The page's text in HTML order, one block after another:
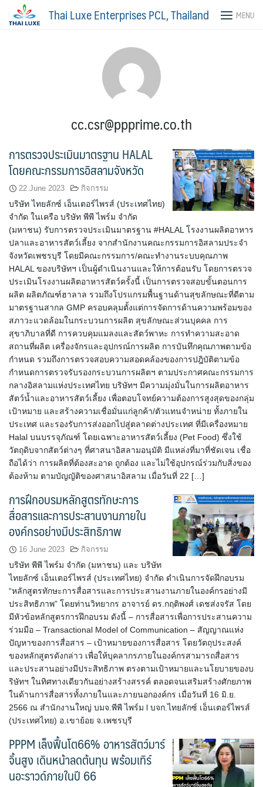
Thai Luxe Enterprises PCL, Thailand MENU
cc.csr@ppprime.co.th
การตรวจประเมินมาตรฐาน HALAL
โดยคณะกรรมการอิสลามจังหวัด
22 June 2023 กิจกรรม
บริษัท ไทยลักซ์ เอ็นเตอร์ไพรส์ (ประเทศไทย)
จำกัด ในเครือ บริษัท พีพี ไพร์ม จำกัด
(มหาชน) รับการตรวจประเมินมาตรฐาน #HALAL โรงงานผลิตอาหาร
ปลาและอาหารสัตว์เลี้ยง จากสำนักงานคณะกรรมการอิสลามประจำ
จังหวัดเพชรบุรี โดยมีคณะกรรมการ/คณะทำงานระบบคุณภาพ
HALAL ของบริษัทฯ เป็นผู้ดำเนินงานและให้การต้อนรับ โดยการตรวจ
ประเมินโรงงานผลิตอาหารสัตว์ครั้งนี้ เป็นการตรวจสอบขั้นตอนการ
ผลิต ผลิตภัณฑ์ฮาลาล รวมถึงโปรแกรมพื้นฐานด้านสุขลักษณะที่ดีตาม
มาตรฐานสากล GMP ครอบคลุมตั้งแต่การจัดการด้านความพร้อมของ
สภาวะแวดล้อมในกระบวนการผลิต สุขลักษณะส่วนบุคคล การ
สุขาภิบาลที่ดี การควบคุมแมลงและสัตว์พาหะ การทําความสะอาด
สถานที่ผลิต เครื่องจักรและอุปกรณ์การผลิต การบันทึกคุณภาพตามข้อ
กำหนด รวมถึงการตรวจสอบความสอดคล้องของการปฎิบัติตามข้อ
กำหนดการตรวจรับรองกระบวนการผลิตฯ ตามประกาศคณะกรรมการ
กลางอิสลามแห่งประเทศไทย บริษัทฯ มีความมุ่งมั่นในการผลิตอาหาร
สัตว์น้ำและอาหารสัตว์เลี้ยง เพื่อตอบโจทย์ความต้องการสูงสุดของกลุ่ม
เป้าหมาย และสร้างความเชื่อมั่นแก่ลูกค้า/ตัวแทนจำหน่าย ทั้งภายใน
ประเทศ และรองรับการส่งออกไปสู่ตลาดต่างประเทศ ที่มีเครื่องหมาย
Halal บนบรรจุภัณฑ์ โดยเฉพาะอาหารสัตว์เลี้ยง (Pet Food) ซึ่งใช้
วัตถุดิบจากสัตว์ต่างๆ ที่ศาสนาอิสลามอนุมัติ มีแหล่งที่มาที่ชัดเจน เชื่อ
ถือได้ว่า การผลิตที่ต้องสะอาด ถูกต้อง และไม่ใช้อุปกรณ์ร่วมกับสิ่งของ
ต้องห้าม ตามบัญญัติของศาสนาอิสลาม เมื่อวันที่ 22 […]
การฝึกอบรมหลักสูตรทักษะการ
สื่อสารและการประสานงานภายใน
องค์กรอย่างมีประสิทธิภาพ
16 June 2023 กิจกรรม
บริษัท พีพี ไพร์ม จำกัด (มหาชน) และ บริษัท
ไทยลักซ์ เอ็นเตอร์ไพรส์ (ประเทศไทย) จำกัด ดำเนินการจัดฝึกอบรม
“หลักสูตรทักษะการสื่อสารและการประสานงานภายในองค์กรอย่างมี
ประสิทธิภาพ” โดยท่านวิทยากร อาจารย์ ดร.กฤติพงศ์ เดชส่งจรัส โดย
มีหัวข้อหลักสูตรการฝึกอบรม ดังนี้ – การสื่อสารเพื่อการประสานความ
ร่วมมือ – Transactional Model of Communication – สัญญาณแห่ง
ปัญหาของการสื่อสาร – เป้าหมายของการสื่อสาร โดยวัตถุประสงค์
ของหลักสูตรดังกล่าว เพื่อให้บุคลากรภายในองค์กรสามารถสื่อสาร
และประสานอย่างมีประสิทธิภาพ ตรงตามเป้าหมายและนโยบายของบ
ริษัทฯ ในทิศทางเดียวกันอย่างสร้างสรรค์ ตลอดจนเสริมสร้างศักยภาพ
ในด้านการสื่อสารทั้งภายในและภายนอกองค์กร เมื่อวันที่ 16 มิ.ย.
2566 ณ สำนักงานใหญ่ บมจ.พีพี ไพร์ม l บจก.ไทยลักซ์ เอ็นเตอร์ไพรส์
(ประเทศไทย) อ.เขาย้อย จ.เพชรบุรี
PPPM เล็งฟื้นโต66% อาหารสัตว์มาร์
จิ้นสูง เดินหน้าลดต้นทุน พร้อมเทิร์
นอะราวด์ภายในปี 66